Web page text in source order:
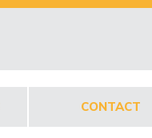
CONTACT